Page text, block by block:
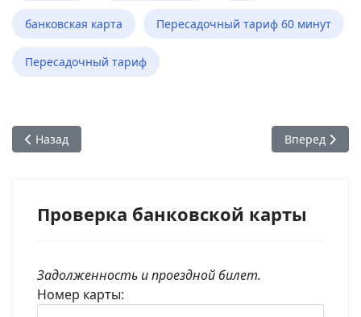
банковская карта Пересадочный тариф 60 минут
Пересадочный тариф
Предыдущий: Моя карта в стоп-листе. Как её оттуда
Назад Следующий:
Вперед
Проверка банковской карты
Задолженность и проездной билет.
Номер карты: